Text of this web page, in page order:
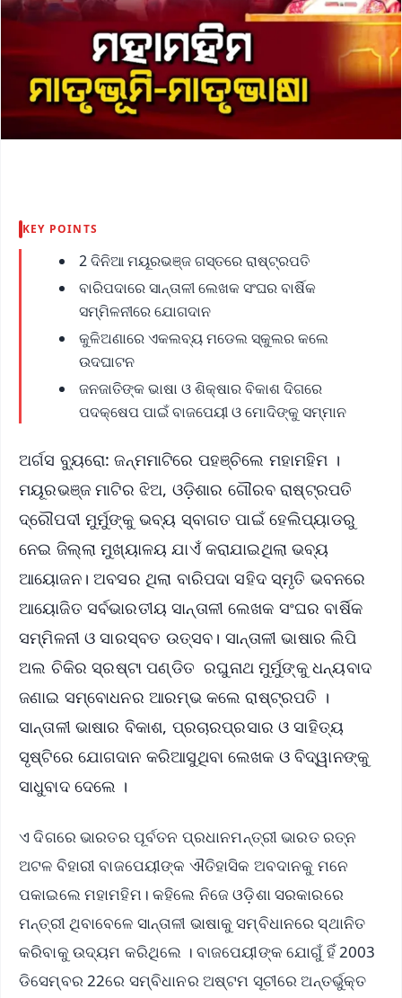
KEY POINTS
2 ଦିନିଆ ମୟୂରଭଞ୍ଜ ଗସ୍ତରେ ରାଷ୍ଟ୍ରପତି
ବାରିପଦାରେ ସାନ୍ତାଳୀ ଲେଖକ ସଂଘର ବାର୍ଷିକ
ସମ୍ମିଳନୀରେ ଯୋଗଦାନ
କୁଳିଅଣାରେ ଏକଲବ୍ୟ ମଡେଲ ସ୍କୁଲର କଲେ
ଉଦଘାଟନ
ଜନଜାତିଙ୍କ ଭାଷା ଓ ଶିକ୍ଷାର ବିକାଶ ଦିଗରେ
ପଦକ୍ଷେପ ପାଇଁ ବାଜପେୟୀ ଓ ମୋଦିଙ୍କୁ ସମ୍ମାନ
ଅର୍ଗସ ବ୍ୟୁରୋ: ଜନ୍ମମାଟିରେ ପହଞ୍ଚିଲେ ମହାମହିମ ।
ମୟୂରଭଞ୍ଜ ମାଟିର ଝିଅ, ଓଡ଼ିଶାର ଗୌରବ ରାଷ୍ଟ୍ରପତି
ଦ୍ରୌପଦୀ ମୁର୍ମୁଙ୍କୁ ଭବ୍ୟ ସ୍ବାଗତ ପାଇଁ ହେଲିପ୍ୟାଡରୁ
ନେଇ ଜିଲ୍ଲା ମୁଖ୍ୟାଳୟ ଯାଏଁ କରାଯାଇଥିଲା ଭବ୍ୟ
ଆୟୋଜନ। ଅବସର ଥିଲା ବାରିପଦା ସହିଦ ସ୍ମୃତି ଭବନରେ
ଆୟୋଜିତ ସର୍ବଭାରତୀୟ ସାନ୍ତାଳୀ ଲେଖକ ସଂଘର ବାର୍ଷିକ
ସମ୍ମିଳନୀ ଓ ସାରସ୍ବତ ଉତ୍ସବ। ସାନ୍ତାଳୀ ଭାଷାର ଲିପି
ଅଲ ଚିକିର ସ୍ରଷ୍ଟା ପଣ୍ଡିତ ରଘୁନାଥ ମୁର୍ମୁଙ୍କୁ ଧନ୍ୟବାଦ
ଜଣାଇ ସମ୍ବୋଧନର ଆରମ୍ଭ କଲେ ରାଷ୍ଟ୍ରପତି ।
ସାନ୍ତାଳୀ ଭାଷାର ବିକାଶ, ପ୍ରଚାରପ୍ରସାର ଓ ସାହିତ୍ୟ
ସୃଷ୍ଟିରେ ଯୋଗଦାନ କରିଆସୁଥିବା ଲେଖକ ଓ ବିଦ୍ୱାନଙ୍କୁ
ସାଧୁବାଦ ଦେଲେ ।
ଏ ଦିଗରେ ଭାରତର ପୂର୍ବତନ ପ୍ରଧାନମନ୍ତ୍ରୀ ଭାରତ ରତ୍ନ
ଅଟଳ ବିହାରୀ ବାଜପେୟୀଙ୍କ ଐତିହାସିକ ଅବଦାନକୁ ମନେ
ପକାଇଲେ ମହାମହିମ। କହିଲେ ନିଜେ ଓଡ଼ିଶା ସରକାରରେ
ମନ୍ତ୍ରୀ ଥିବାବେଳେ ସାନ୍ତାଳୀ ଭାଷାକୁ ସମ୍ବିଧାନରେ ସ୍ଥାନିତ
କରିବାକୁ ଉଦ୍ୟମ କରିଥିଲେ । ବାଜପେୟୀଙ୍କ ଯୋଗୁଁ ହିଁ 2003
ଡିସେମ୍ବର 22ରେ ସମ୍ବିଧାନର ଅଷ୍ଟମ ସୂଚୀରେ ଅନ୍ତର୍ଭୁକ୍ତ